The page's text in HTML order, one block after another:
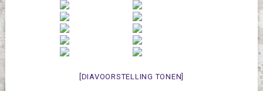
[DIAVOORSTELLING TONEN]